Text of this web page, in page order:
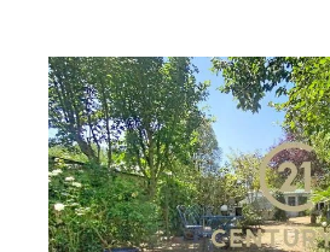
RENNES 35
138 m2, 5 pièces
Ref : 3920
Maison à vendre
595 000 €